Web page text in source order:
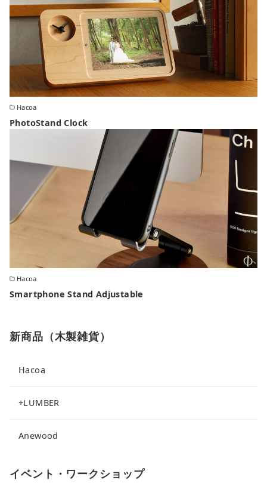
Hacoa
PhotoStand Clock
Hacoa
Smartphone Stand Adjustable
新商品（木製雑貨）
Hacoa
+LUMBER
Anewood
イベント・ワークショップ